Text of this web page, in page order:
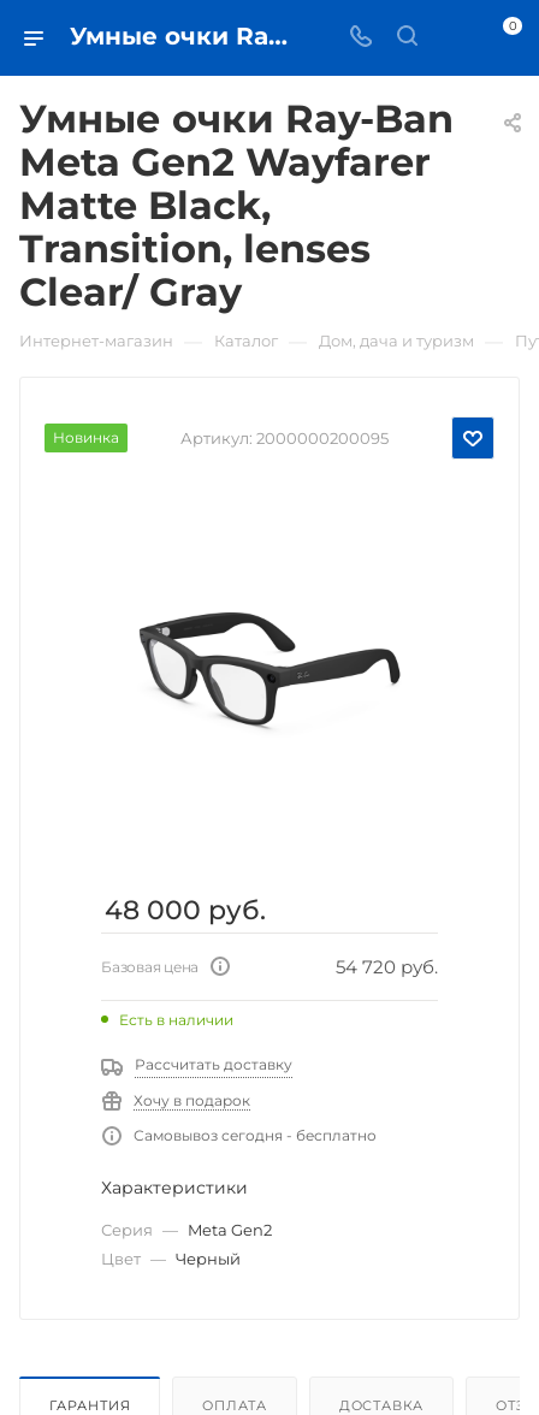
Умные очки Ray-Ban Meta Gen2 Wayfarer Matte Black, Transition, lenses Clear/ Gray • купить в Самаре - iЧехол 0
Умные очки Ray-Ban
Meta Gen2 Wayfarer
Matte Black,
Transition, lenses
Clear/ Gray
Интернет-магазин Каталог Дом, дача и туризм
Новинка Артикул: 2000000200095
48 000 руб.
Базовая цена 54 720 руб.
Есть в наличии
Рассчитать доставку
Хочу в подарок
Самовывоз сегодня - бесплатно
Характеристики
Серия — Meta Gen2
Цвет — Черный
ГАРАНТИЯ ОПЛАТА ДОСТАВКА